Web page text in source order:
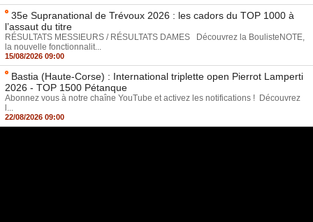
35e Supranational de Trévoux 2026 : les cadors du TOP 1000 à
l’assaut du titre
RÉSULTATS MESSIEURS / RÉSULTATS DAMES Découvrez la BoulisteNOTE,
la nouvelle fonctionnalit...
15/08/2026 09:00
Bastia (Haute-Corse) : International triplette open Pierrot Lamperti
2026 - TOP 1500 Pétanque
Abonnez vous à notre chaîne YouTube et activez les notifications ! Découvrez
l...
22/08/2026 09:00